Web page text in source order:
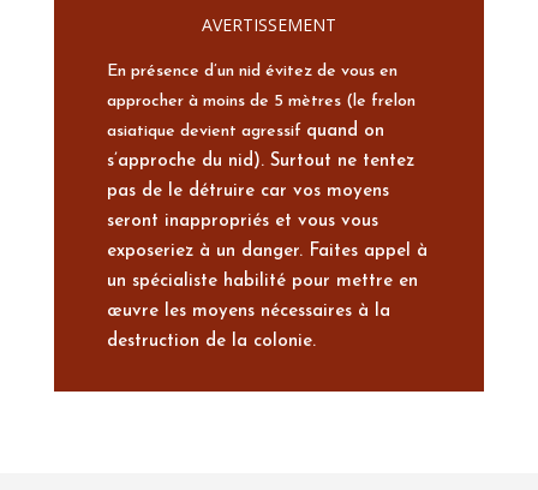
AVERTISSEMENT
En présence d’un nid évitez de vous en
approcher à moins de 5 mètres (le frelon
asiatique devient agressif quand on
s’approche du nid). Surtout ne tentez
pas de le détruire car vos moyens
seront inappropriés et vous vous
exposeriez à un danger. Faites appel à
un spécialiste habilité pour mettre en
œuvre les moyens nécessaires à la
destruction de la colonie.